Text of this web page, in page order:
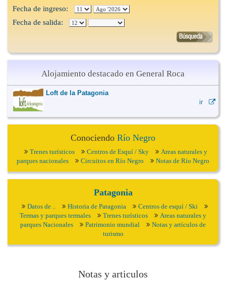
Fecha de ingreso:
Fecha de salida:
Alojamiento destacado en General Roca
Loft de la Patagonia
ir
Conociendo Río Negro
Trenes turísticos Centros de Esquí / Sky
Areas naturales y
parques nacionales
Circuitos en Río Negro Notas de Río Negro
Patagonia
Datos de .. Historia de Patagonia
Centros de esquí / Ski
Termas y parques termales
Trenes turísticos
Areas naturales y
parques Nacionales
Patrimonio mundial
Notas y artículos de
turismo
Notas y articulos